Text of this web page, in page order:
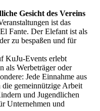
Gesicht des Vereins
ist das
Fante. Der Elefant ist als
zu bespaßen und für
KuJu-Events erlebt
als Werbeträger oder
Jede Einnahme aus
gemeinnützige Arbeit
und Jugendlichen
Unternehmen und